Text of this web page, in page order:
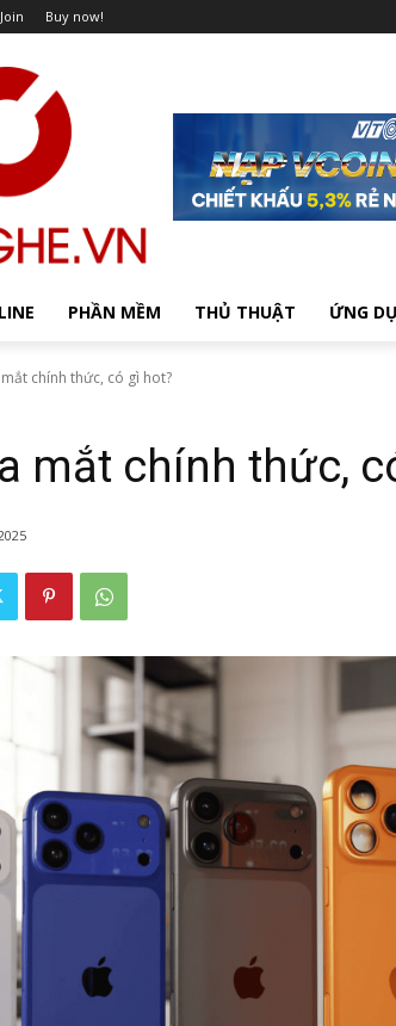
Buy now!
PHẦN MỀM THỦ THUẬT ỨNG
chính thức, có gì hot?
mắt chính thức,